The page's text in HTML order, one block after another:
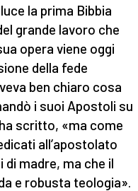
la prima Bibbia
grande lavoro che
opera viene oggi
della fede
ben chiaro cosa
i suoi Apostoli su
scritto, «ma come
all’apostolato
di madre, ma che il
e robusta teologia».